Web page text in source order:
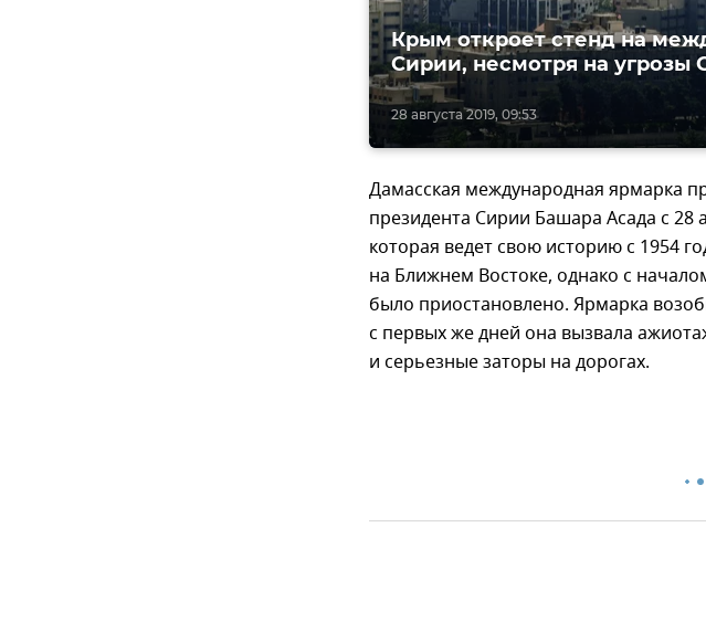
28 августа 2019, 09:53
Крым откроет стенд на
Сирии, несмотря на угрозы
Дамасская международная ярмарка
президента Сирии Башара Асада с 28
которая ведет свою историю с 1954
на Ближнем Востоке, однако с
было приостановлено. Ярмарка
с первых же дней она вызвала
и серьезные заторы на дорогах.